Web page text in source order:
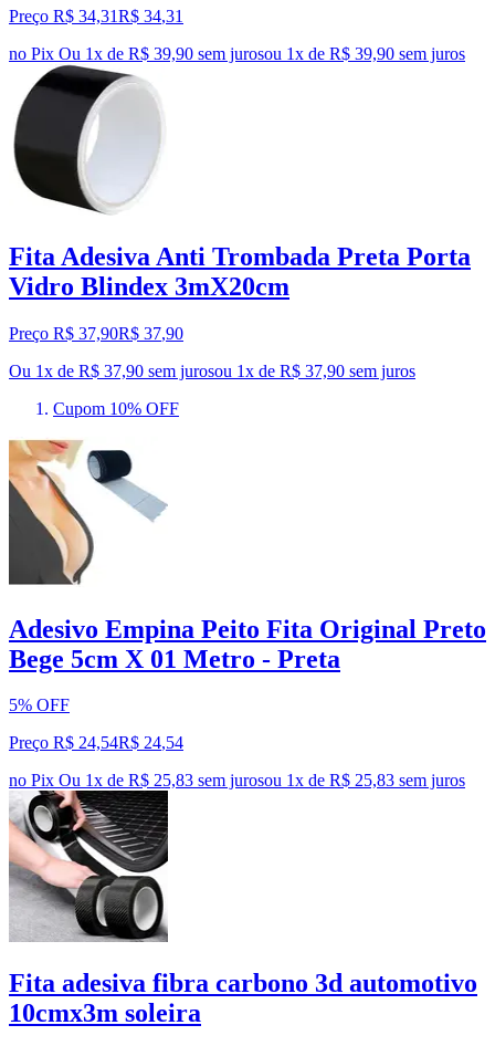
Preço R$ 34,31R$ 34,31
no Pix Ou 1x de R$ 39,90 sem jurosou 1x de R$ 39,90 sem juros
Fita Adesiva Anti Trombada Preta Porta
Vidro Blindex 3mX20cm
Preço R$ 37,90R$ 37,90
Ou 1x de R$ 37,90 sem jurosou 1x de R$ 37,90 sem juros
Cupom 10% OFF
Adesivo Empina Peito Fita Original Preto
Bege 5cm X 01 Metro - Preta
5% OFF
Preço R$ 24,54R$ 24,54
no Pix Ou 1x de R$ 25,83 sem jurosou 1x de R$ 25,83 sem juros
Fita adesiva fibra carbono 3d automotivo
10cmx3m soleira